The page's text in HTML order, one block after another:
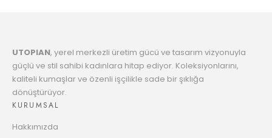
8
Taksit
25490.68
TL
UTOPIAN, yerel merkezli üretim gücü ve tasarım vizyonuyla
güçlü ve stil sahibi kadınlara hitap ediyor. Koleksiyonlarını,
kaliteli kumaşlar ve özenli işçilikle sade bir şıklığa
dönüştürüyor.
KURUMSAL
Hakkımızda